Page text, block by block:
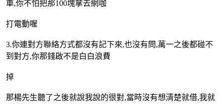
車,你不怕把那100塊拿去網咖
打電動喔
3.你連對方聯絡方式都沒有記下來,也沒有問,萬一之後都碰不
到對方,你那錢啟不是白白浪費
掉
那楊先生聽了之後就說我說的很對,當時沒有想清楚就借,我就